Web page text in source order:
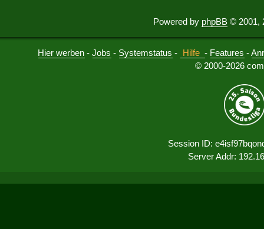
Powered by phpBB © 2001,
Hier werben -Jobs - Systemstatus - Hilfe - Features -
© 2000-2026
Session ID:
Server Addr: